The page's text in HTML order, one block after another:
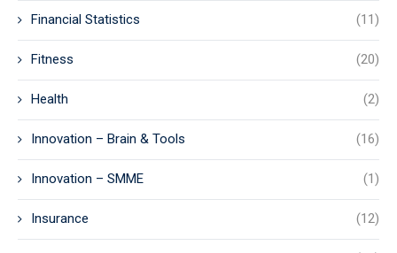
Financial Statistics (11)
Fitness (20)
Health (2)
Innovation – Brain & Tools (16)
Innovation – SMME (1)
Insurance (12)